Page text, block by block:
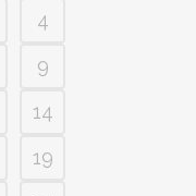
4
9
14
19